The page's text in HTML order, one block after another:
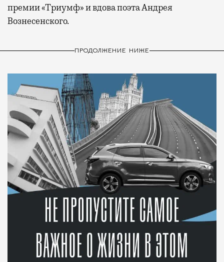
премии «Триумф» и вдова поэта Андрея
Вознесенского.
ПРОДОЛЖЕНИЕ НИЖЕ